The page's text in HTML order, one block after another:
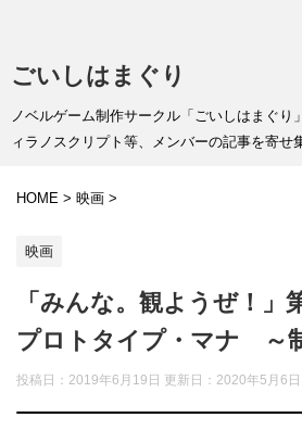
ごいしはまぐり
ノベルゲーム制作サークル「ごいしはまぐり
ィラノスクリプト等、メンバーの記事を寄せ
HOME > 映画 >
映画
「みんな。観ようぜ！」
プロトタイプ・マナ ～
投稿日：2019年6月19日 更新日： 2020年5月6日